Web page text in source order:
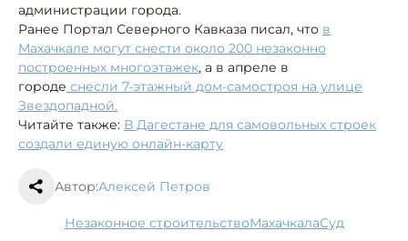
администрации города.
Ранее Портал Северного Кавказа писал, что в
Махачкале могут снести около 200 незаконно
построенных многоэтажек, а в апреле в
городе снесли 7-этажный дом-самостроя на улице
Звездопадной.
Читайте также: В Дагестане для самовольных строек
создали единую онлайн-карту
Автор:Алексей Петров
незаконное строительство Махачкала суд